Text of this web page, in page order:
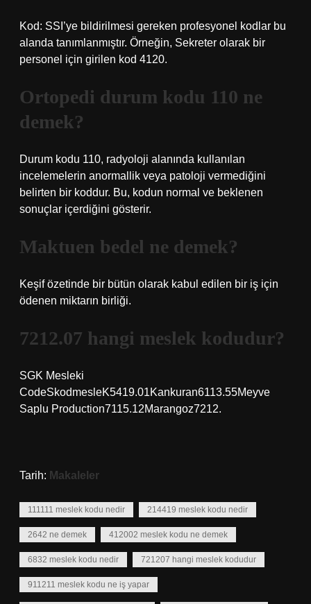
Kod: SSI’ye bildirilmesi gereken profesyonel kodlar bu
alanda tanımlanmıştır. Örneğin, Sekreter olarak bir
personel için girilen kod 4120.
Ortopedi durum kodu 110 ne
demek?
Durum kodu 110, radyoloji alanında kullanılan
incelemelerin anormallik veya patoloji vermediğini
belirten bir koddur. Bu, kodun normal ve beklenen
sonuçlar içerdiğini gösterir.
Maktuen bedel ne demek?
Keşif özetinde bir bütün olarak kabul edilen bir iş için
ödenen miktarın birliği.
7212.07 hangi meslek kodudur?
SGK Mesleki
CodeSkodmesleK5419.01Kankuran6113.55Meyve
Saplu Production7115.12Marangoz7212.
Tarih: Makaleler
111111 meslek kodu nedir 214419 meslek kodu nedir
2642 ne demek 412002 meslek kodu ne demek
6832 meslek kodu nedir 721207 hangi meslek kodudur
911211 meslek kodu ne iş yapar